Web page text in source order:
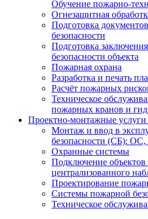
Обучение пожарно-
Огнезащитная
Подготовка
безопасности
Подготовка
безопасности объекта
Пожарная охрана
Разработка и печать
Расчёт пожарных
Техническое
пожарных кранов и
Проектно-монтажные услуги
Монтаж и ввод в
безопасности (СБ):
Охранные системы
Подключение объектов
централизованного
Проектирование
Системы пожарной
Техническое